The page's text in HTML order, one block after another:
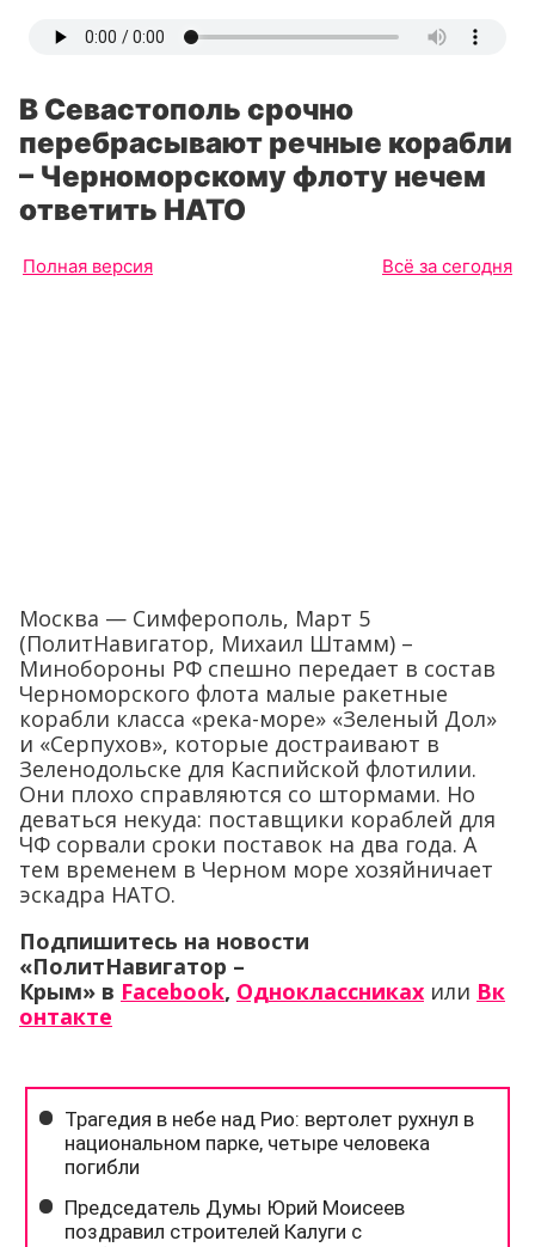
В Севастополь срочно
перебрасывают речные корабли
– Черноморскому флоту нечем
ответить НАТО
Полная версия Всё за сегодня
Москва — Симферополь, Март 5
(ПолитНавигатор, Михаил Штамм) –
Минобороны РФ спешно передает в состав
Черноморского флота малые ракетные
корабли класса «река-море» «Зеленый Дол»
и «Серпухов», которые достраивают в
Зеленодольске для Каспийской флотилии.
Они плохо справляются со штормами. Но
деваться некуда: поставщики кораблей для
ЧФ сорвали сроки поставок на два года. А
тем временем в Черном море хозяйничает
эскадра НАТО.
Подпишитесь на новости
«ПолитНавигатор –
Крым» в Facebook, Одноклассниках или Вк
онтакте